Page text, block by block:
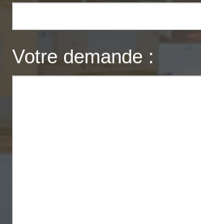
Votre demande :